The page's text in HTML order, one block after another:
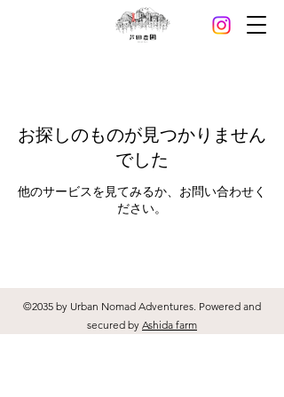
お探しのものが見つかりません
でした
他のサービスを見てみるか、お問い合わせく
ださい。
©2035 by Urban Nomad Adventures. Powered and
secured by Ashida farm